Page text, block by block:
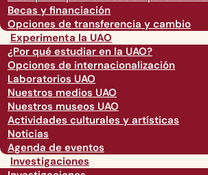
Becas y financiación
Opciones de transferencia y cambio
Experimenta la UAO
¿Por qué estudiar en la UAO?
Opciones de internacionalización
Laboratorios UAO
Nuestros medios UAO
Nuestros museos UAO
Actividades culturales y artísticas
Noticias
Agenda de eventos
Investigaciones